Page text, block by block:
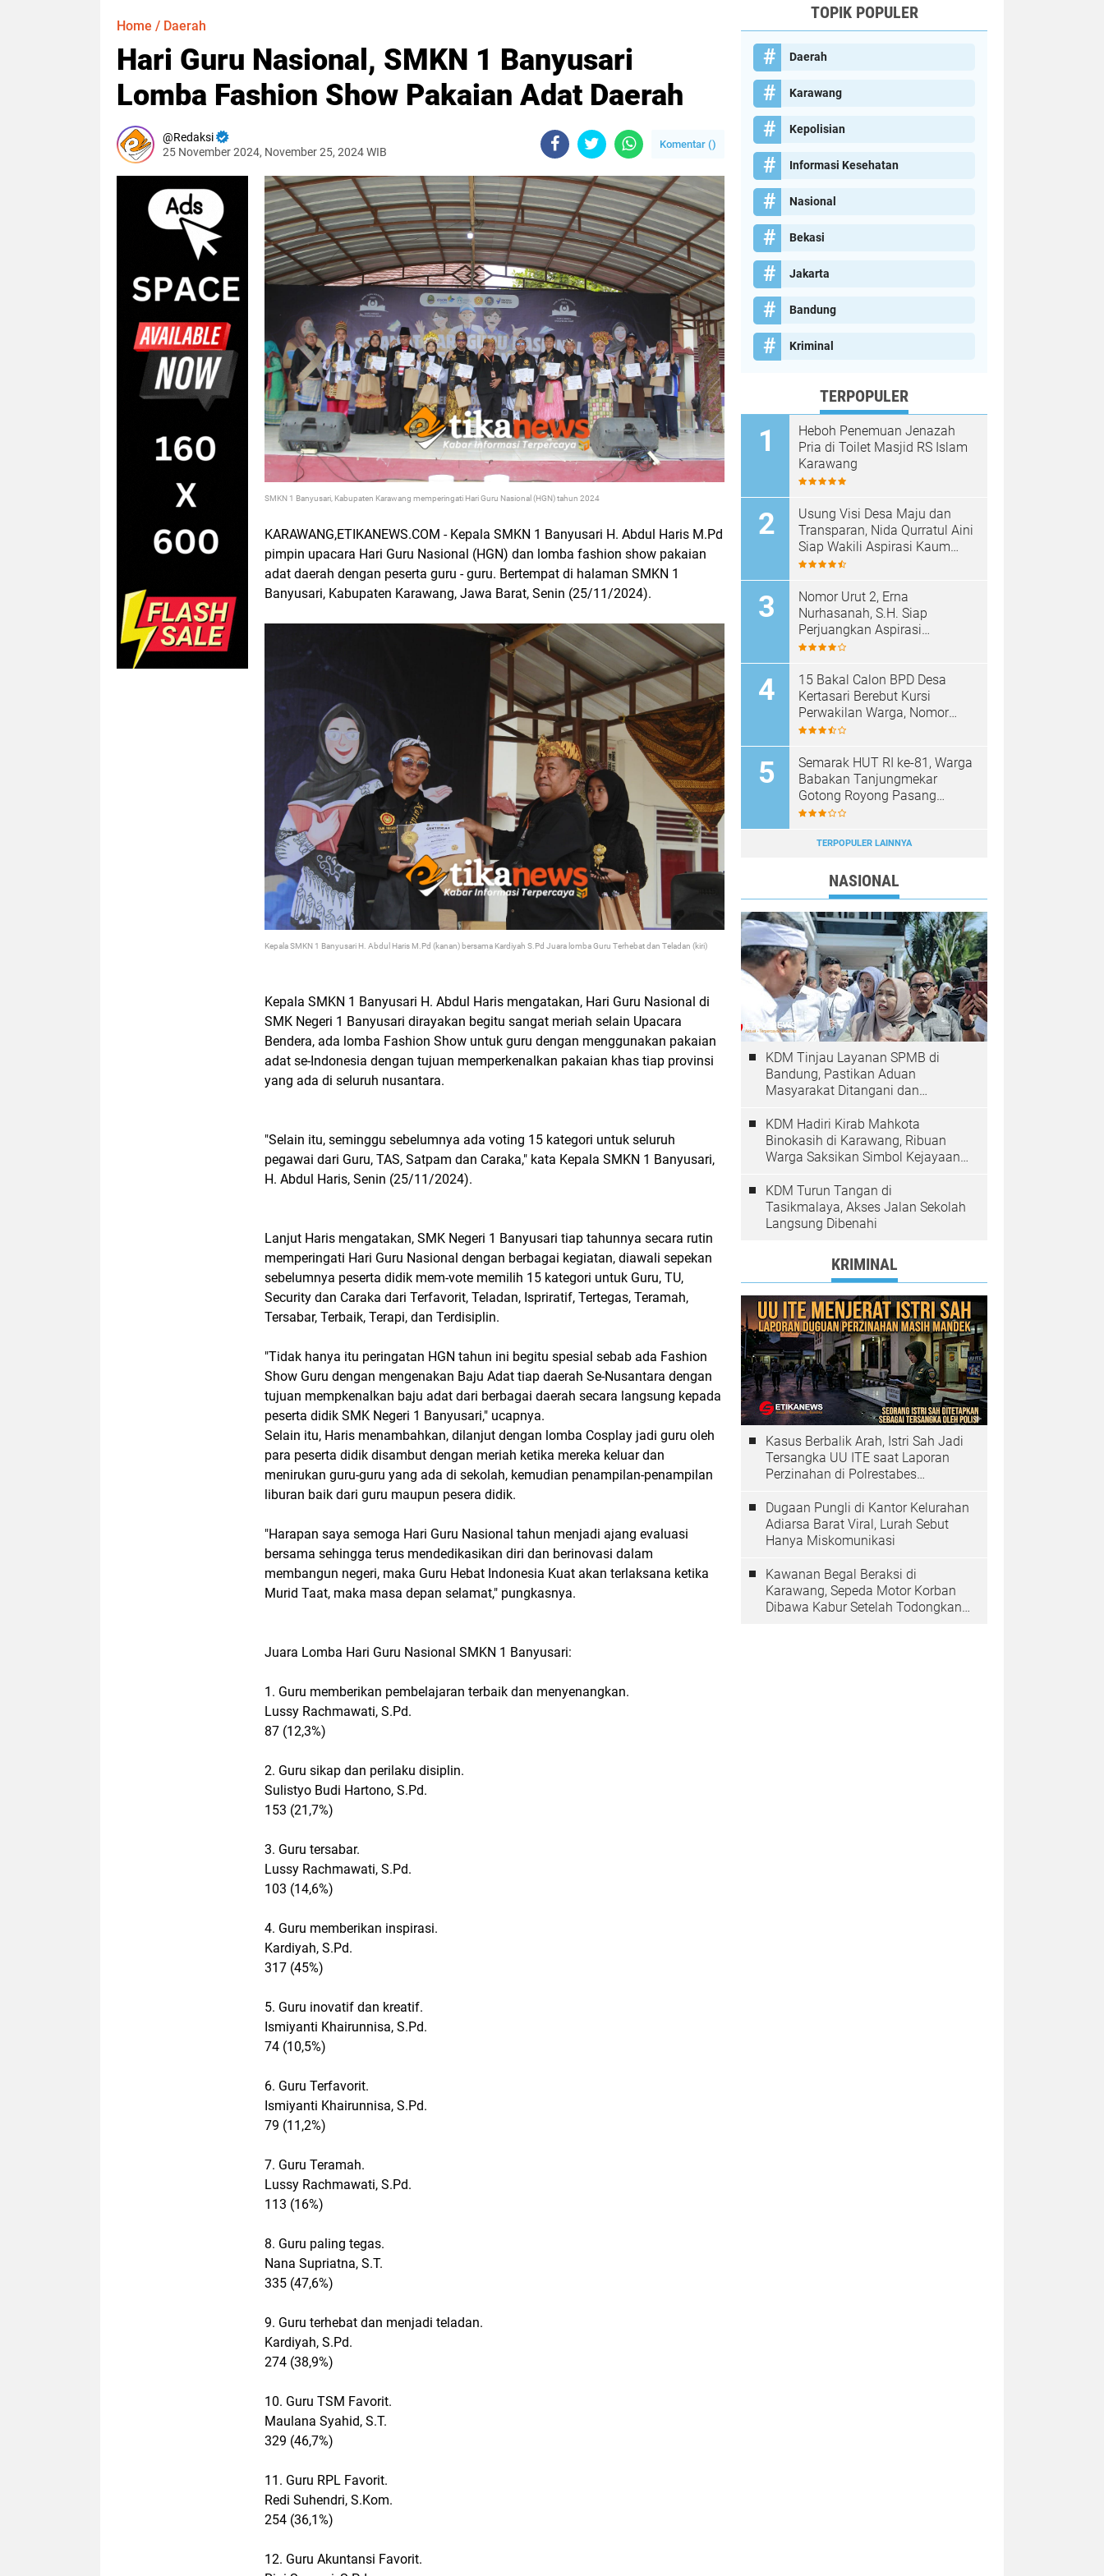
Home / Daerah
Hari Guru Nasional, SMKN 1 Banyusari
Lomba Fashion Show Pakaian Adat Daerah
Redaksi
25 November 2024, November 25, 2024 WIB
Komentar ()
SMKN 1 Banyusari, Kabupaten Karawang memperingati Hari Guru Nasional (HGN) tahun 2024
KARAWANG,ETIKANEWS.COM - Kepala SMKN 1 Banyusari H. Abdul Haris M.Pd
pimpin upacara Hari Guru Nasional (HGN) dan lomba fashion show pakaian
adat daerah dengan peserta guru - guru. Bertempat di halaman SMKN 1
Banyusari, Kabupaten Karawang, Jawa Barat, Senin (25/11/2024).
Kepala SMKN 1 Banyusari H. Abdul Haris M.Pd (kanan) bersama Kardiyah S.Pd Juara lomba Guru Terhebat dan Teladan (kiri)
Kepala SMKN 1 Banyusari H. Abdul Haris mengatakan, Hari Guru Nasional di
SMK Negeri 1 Banyusari dirayakan begitu sangat meriah selain Upacara
Bendera, ada lomba Fashion Show untuk guru dengan menggunakan pakaian
adat se-Indonesia dengan tujuan memperkenalkan pakaian khas tiap provinsi
yang ada di seluruh nusantara.
"Selain itu, seminggu sebelumnya ada voting 15 kategori untuk seluruh
pegawai dari Guru, TAS, Satpam dan Caraka," kata Kepala SMKN 1 Banyusari,
H. Abdul Haris, Senin (25/11/2024).
Lanjut Haris mengatakan, SMK Negeri 1 Banyusari tiap tahunnya secara rutin
memperingati Hari Guru Nasional dengan berbagai kegiatan, diawali sepekan
sebelumnya peserta didik mem-vote memilih 15 kategori untuk Guru, TU,
Security dan Caraka dari Terfavorit, Teladan, Ispriratif, Tertegas, Teramah,
Tersabar, Terbaik, Terapi, dan Terdisiplin.
"Tidak hanya itu peringatan HGN tahun ini begitu spesial sebab ada Fashion
Show Guru dengan mengenakan Baju Adat tiap daerah Se-Nusantara dengan
tujuan mempkenalkan baju adat dari berbagai daerah secara langsung kepada
peserta didik SMK Negeri 1 Banyusari," ucapnya.
Selain itu, Haris menambahkan, dilanjut dengan lomba Cosplay jadi guru oleh
para peserta didik disambut dengan meriah ketika mereka keluar dan
menirukan guru-guru yang ada di sekolah, kemudian penampilan-penampilan
liburan baik dari guru maupun pesera didik.
"Harapan saya semoga Hari Guru Nasional tahun menjadi ajang evaluasi
bersama sehingga terus mendedikasikan diri dan berinovasi dalam
membangun negeri, maka Guru Hebat Indonesia Kuat akan terlaksana ketika
Murid Taat, maka masa depan selamat," pungkasnya.
Juara Lomba Hari Guru Nasional SMKN 1 Banyusari:
1. Guru memberikan pembelajaran terbaik dan menyenangkan.
Lussy Rachmawati, S.Pd.
87 (12,3%)
2. Guru sikap dan perilaku disiplin.
Sulistyo Budi Hartono, S.Pd.
153 (21,7%)
3. Guru tersabar.
Lussy Rachmawati, S.Pd.
103 (14,6%)
4. Guru memberikan inspirasi.
Kardiyah, S.Pd.
317 (45%)
5. Guru inovatif dan kreatif.
Ismiyanti Khairunnisa, S.Pd.
74 (10,5%)
6. Guru Terfavorit.
Ismiyanti Khairunnisa, S.Pd.
79 (11,2%)
7. Guru Teramah.
Lussy Rachmawati, S.Pd.
113 (16%)
8. Guru paling tegas.
Nana Supriatna, S.T.
335 (47,6%)
9. Guru terhebat dan menjadi teladan.
Kardiyah, S.Pd.
274 (38,9%)
10. Guru TSM Favorit.
Maulana Syahid, S.T.
329 (46,7%)
11. Guru RPL Favorit.
Redi Suhendri, S.Kom.
254 (36,1%)
12. Guru Akuntansi Favorit.
TOPIK POPULER
Daerah
Karawang
Kepolisian
Informasi Kesehatan
Nasional
Bekasi
Jakarta
Bandung
Kriminal
TERPOPULER
Heboh Penemuan Jenazah
Pria di Toilet Masjid RS Islam
Karawang
Usung Visi Desa Maju dan
Transparan, Nida Qurratul Aini
Siap Wakili Aspirasi Kaum
Perempuan di BPD Desa
Nomor Urut 2, Erna
Nurhasanah, S.H. Siap
Perjuangkan Aspirasi
Perempuan di BPD Desa
15 Bakal Calon BPD Desa
Kertasari Berebut Kursi
Perwakilan Warga, Nomor
Urut Resmi Diundi
Semarak HUT RI ke-81, Warga
Babakan Tanjungmekar
Gotong Royong Pasang
Umbul-Umbul Merah Putih
TERPOPULER LAINNYA
NASIONAL
KDM Tinjau Layanan SPMB di
Bandung, Pastikan Aduan
Masyarakat Ditangani dan
KDM Hadiri Kirab Mahkota
Binokasih di Karawang, Ribuan
Warga Saksikan Simbol Kejayaan
KDM Turun Tangan di
Tasikmalaya, Akses Jalan Sekolah
Langsung Dibenahi
KRIMINAL
Kasus Berbalik Arah, Istri Sah Jadi
Tersangka UU ITE saat Laporan
Perzinahan di Polrestabes
Dugaan Pungli di Kantor Kelurahan
Adiarsa Barat Viral, Lurah Sebut
Hanya Miskomunikasi
Kawanan Begal Beraksi di
Karawang, Sepeda Motor Korban
Dibawa Kabur Setelah Todongkan